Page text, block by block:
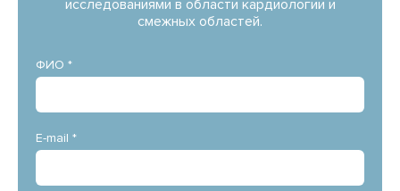
исследованиями в области кардиологии и
смежных областей.
ФИО *
E-mail *